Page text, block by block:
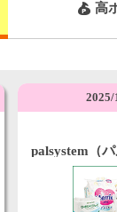
高
2025/
palsystem（